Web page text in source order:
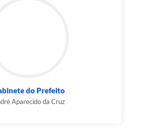
do Prefeito
Aparecido da Cruz